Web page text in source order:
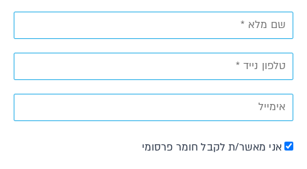
אני מאשר/ת לקבל חומר פרסומי